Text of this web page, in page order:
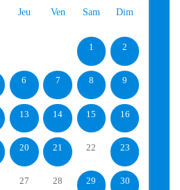
Jeu Ven Sam Dim
1 2
6 7 8 9
13 14 15 16
20 21 22 23
27 28 29 30